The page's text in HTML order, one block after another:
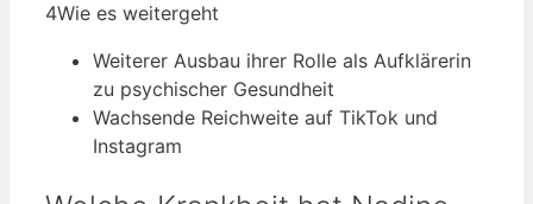
4Wie es weitergeht
Weiterer Ausbau ihrer Rolle als Aufklärerin
zu psychischer Gesundheit
Wachsende Reichweite auf TikTok und
Instagram